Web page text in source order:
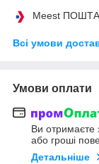
Meest ПОШТА
Всі умови
Умови оплати
Ви отримаєте
або гроші
Детальніше